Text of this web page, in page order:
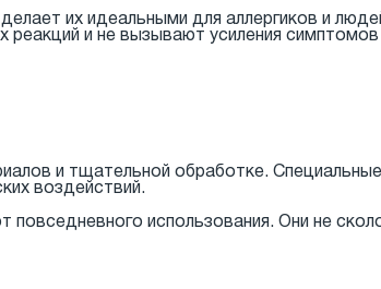
их идеальными для аллергиков и
реакций и не вызывают усиления симптомов
и тщательной обработке.
воздействий.
использования. Они не